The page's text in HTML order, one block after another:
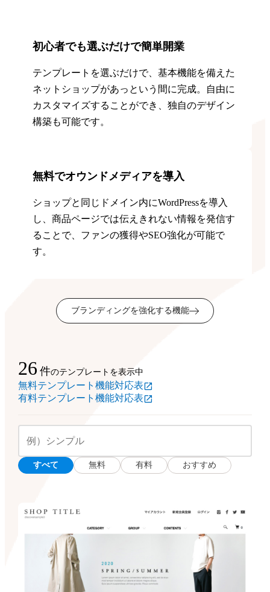
初心者でも選ぶだけで簡単開業
テンプレートを選ぶだけで、基本機能を備えた
ネットショップがあっという間に完成。自由に
カスタマイズすることができ、独自のデザイン
構築も可能です。
無料でオウンドメディアを導入
ショップと同じドメイン内にWordPressを導入
し、商品ページでは伝えきれない情報を発信す
ることで、ファンの獲得やSEO強化が可能で
す。
ブランディングを強化する機能
26 件のテンプレートを表示中
無料テンプレート機能対応表
有料テンプレート機能対応表
すべて 無料 有料 おすすめ